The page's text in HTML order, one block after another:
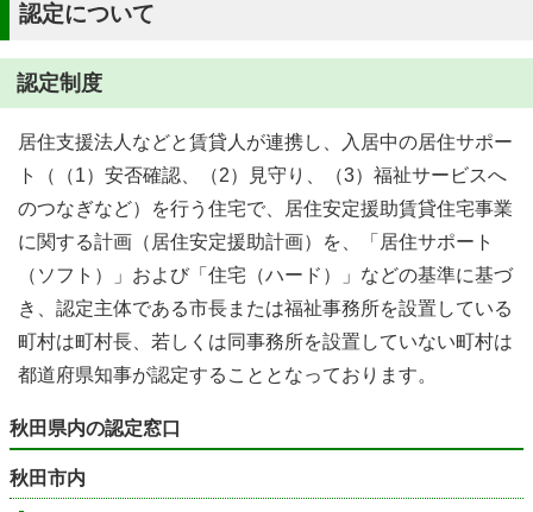
認定について
認定制度
居住支援法人などと賃貸人が連携し、入居中の居住サポー
ト（（1）安否確認、（2）見守り、（3）福祉サービスへ
のつなぎなど）を行う住宅で、居住安定援助賃貸住宅事業
に関する計画（居住安定援助計画）を、「居住サポート
（ソフト）」および「住宅（ハード）」などの基準に基づ
き、認定主体である市長または福祉事務所を設置している
町村は町村長、若しくは同事務所を設置していない町村は
都道府県知事が認定することとなっております。
秋田県内の認定窓口
秋田市内